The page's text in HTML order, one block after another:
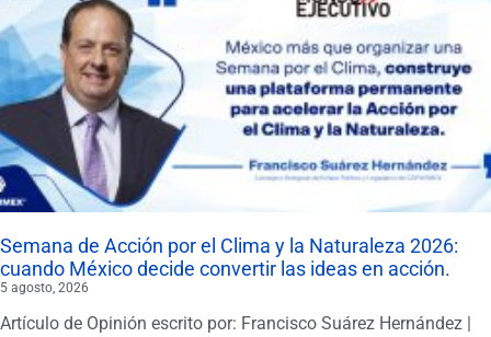
Semana de Acción por el Clima y la Naturaleza 2026:
cuando México decide convertir las ideas en acción.
5 agosto, 2026
Artículo de Opinión escrito por: Francisco Suárez Hernández |